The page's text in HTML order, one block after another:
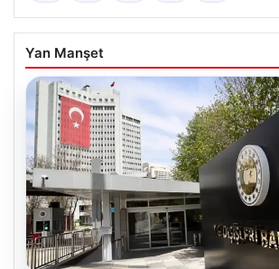
Yan Manşet